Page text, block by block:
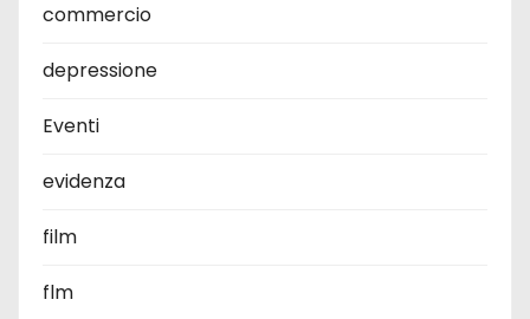
commercio
depressione
Eventi
evidenza
film
flm